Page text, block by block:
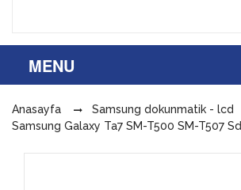
Anasayfa Samsung dokunmatik - lcd
Samsung Galaxy Ta7 SM-T500 SM-T507